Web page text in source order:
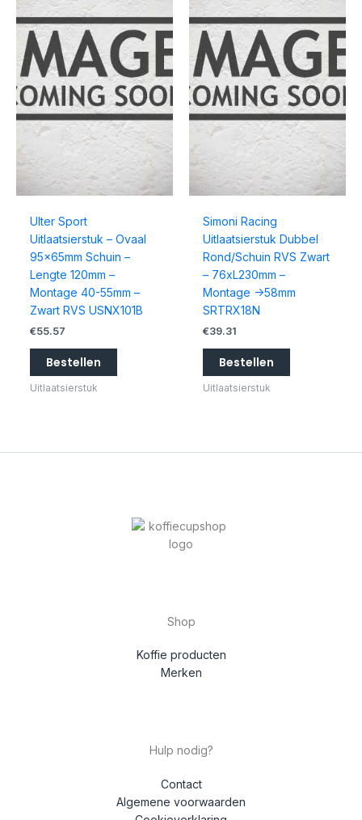
Ulter Sport
Uitlaatsierstuk – Ovaal
95x65mm Schuin –
Lengte 120mm –
Montage 40-55mm –
Zwart RVS USNX101B
€55.57
Bestellen
Uitlaatsierstuk
Simoni Racing
Uitlaatsierstuk Dubbel
Rond/Schuin RVS Zwart
– 76xL230mm –
Montage ->58mm
SRTRX18N
€39.31
Bestellen
Uitlaatsierstuk
Shop
Koffie producten
Merken
Hulp nodig?
Contact
Algemene voorwaarden